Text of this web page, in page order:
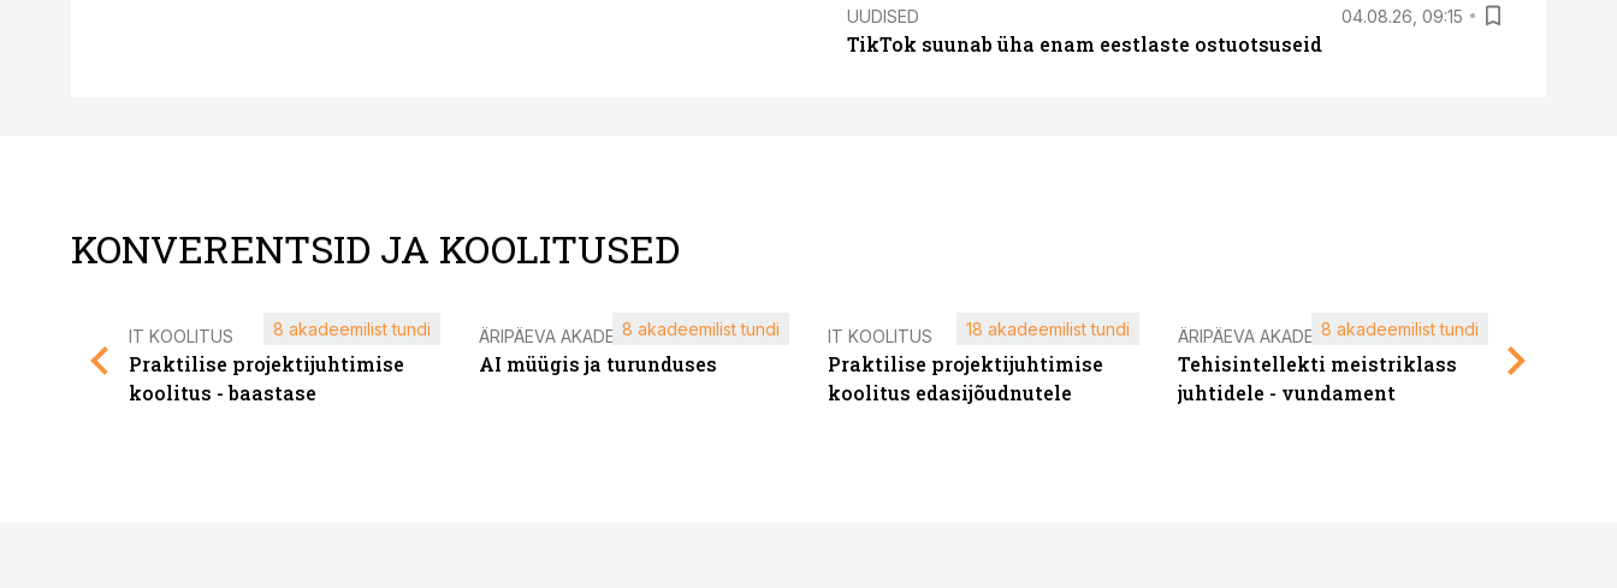
UUDISED 04.08.26, 09:15
TikTok suunab üha enam eestlaste ostuotsuseid
KONVERENTSID JA KOOLITUSED
IT KOOLITUS
Praktilise projektijuhtimise
koolitus - baastase
8 akadeemilist tundi ÄRIPÄEVA AKADEEMIA
AI müügis ja turunduses
8 akadeemilist tundi IT KOOLITUS
Praktilise projektijuhtimise
koolitus edasijõudnutele
18 akadeemilist tundi ÄRIPÄEVA AKADEEMIA
Tehisintellekti meistriklass
juhtidele - vundament
8 akadeemilist tundi